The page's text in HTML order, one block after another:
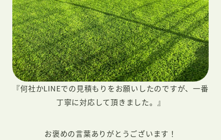
『何社かLINEでの見積もりをお願いしたのですが、一番
丁寧に対応して頂きました。』
お褒めの言葉ありがとうございます！